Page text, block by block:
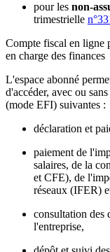
pour les non-
trimestrielle
Compte fiscal en ligne
en charge des finances
L'espace abonné
d'accéder, avec ou
(mode EFI) suivantes :
déclaration et
paiement de
salaires, de la
et CFE), de
réseaux (IFER)
consultation des
l'entreprise,